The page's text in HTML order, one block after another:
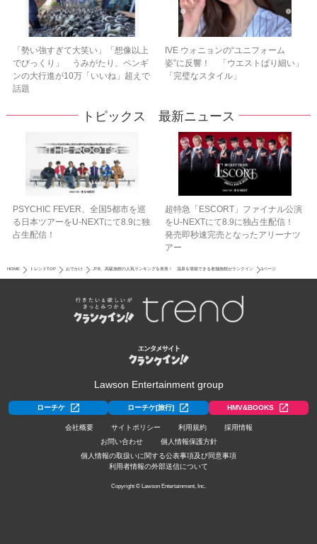
「勢い強すぎて大笑い」「想像以上
でびっくり」 うみがたり、ペンギ
ンの大行進が10万「いいね」超えで
話題
IVE ウォニョンの“ユニフォーム
姿”に反響！ 「ウエストばり細い」
「完璧なスタイル」
トピックス 最新ニュース
PSYCHIC FEVER、全国5都市を巡
る日本ツアーをU‐NEXTにて8.9に独
占生配信！
超特急「ESCORT」ファイナル公演
をU-NEXTにて8.9に独占生配信！
発売即秒速完売となったアリーナツ
アー
HOME トレンドTOP おでかけ JTB、高級旅館の人気ランキングを発表！ 温泉を堪能できる老舗旅館がランクイン 1ページ
Lawson Entertainment group
ローチケ ローチケ[旅行] HMV&BOOKS
会社概要 サイトポリシー 利用規約
採用情報
お問い合わせ
個人情報保護方針
個人情報の取扱いに関する公表事項及び同意事項
利用者情報の外部送信について
Copyright © Lawson Entertainment, Inc.